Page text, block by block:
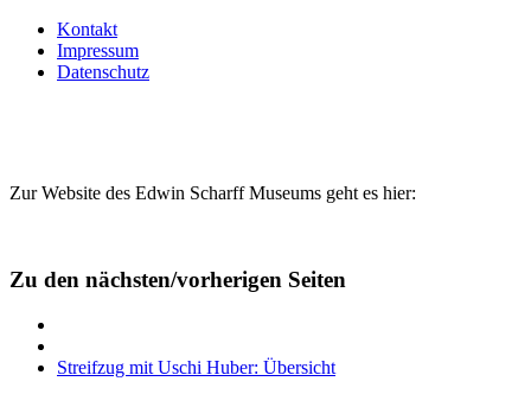
Kontakt
Impressum
Datenschutz
Zur Website des Edwin Scharff Museums geht es hier:
Zu den nächsten/vorherigen Seiten
Streifzug mit Uschi Huber: Übersicht